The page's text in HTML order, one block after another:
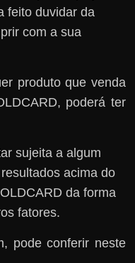
feito duvidar da
com a sua
produto que venda
poderá ter
sujeita a algum
acima do
da forma
fatores.
pode conferir neste